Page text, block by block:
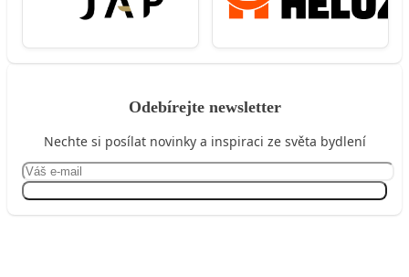
Odebírejte newsletter
Nechte si posílat novinky a inspiraci ze světa bydlení